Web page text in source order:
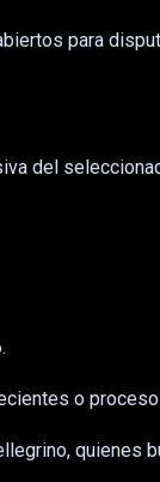
para
del
o
quienes